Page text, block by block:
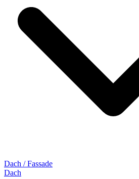
Dach / Fassade
Dach